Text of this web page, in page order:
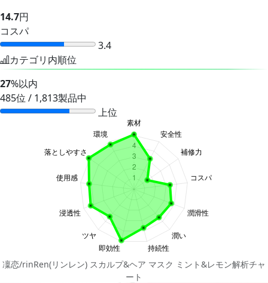
14.7円
コスパ
3.4
カテゴリ内順位
27%以内
485位 / 1,813製品中
上位
凜恋/rinRen(リンレン) スカルプ&ヘア マスク ミント&レモン解析チャ
ート